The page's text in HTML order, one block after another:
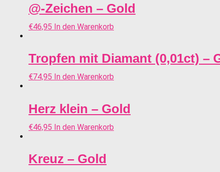
@-Zeichen – Gold
€46,95 In den Warenkorb
Tropfen mit Diamant (0,01ct) –
€74,95 In den Warenkorb
Herz klein – Gold
€46,95 In den Warenkorb
Kreuz – Gold